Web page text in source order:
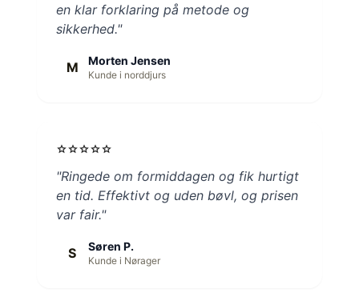
en klar forklaring på metode og
sikkerhed."
M Morten Jensen
Kunde i norddjurs
starstarstarstarstar
"Ringede om formiddagen og fik hurtigt
en tid. Effektivt og uden bøvl, og prisen
var fair."
S Søren P.
Kunde i Nørager